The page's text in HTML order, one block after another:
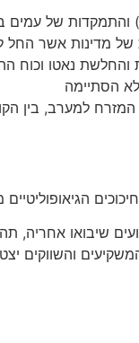
והתמקדות של
בניגוד לגלובליזציה של שני
והחלשת נאטו
הסתיימה
המזרח למערב, בין
מתפרצים ב-
שיבואו
והשווקים